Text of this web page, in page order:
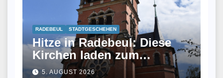
RADEBEUL STADTGESCHEHEN
Hitze in Radebeul: Diese
Kirchen laden zum
Abkühlen ein
5. AUGUST 2026